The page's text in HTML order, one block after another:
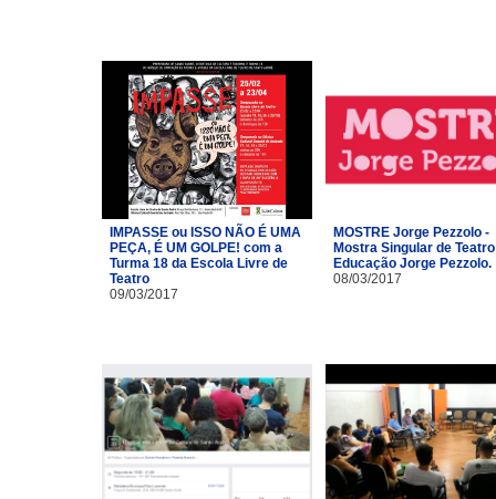
IMPASSE ou ISSO NÃO É UMA
PEÇA, É UM GOLPE! com a
Turma 18 da Escola Livre de
Teatro​
09/03/2017
MOSTRE Jorge Pezzolo -
Mostra Singular de Teatro
Educação Jorge Pezzolo.
08/03/2017